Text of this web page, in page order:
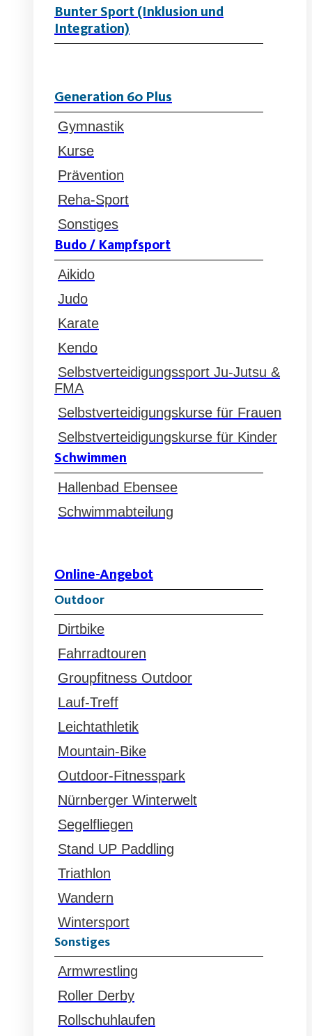
Bunter Sport (Inklusion und
Integration)
Generation 60 Plus
Gymnastik
Kurse
Prävention
Reha-Sport
Sonstiges
Budo / Kampfsport
Aikido
Judo
Karate
Kendo
Selbstverteidigungssport Ju-Jutsu &
FMA
Selbstverteidigungskurse für Frauen
Selbstverteidigungskurse für Kinder
Schwimmen
Hallenbad Ebensee
Schwimmabteilung
Online-Angebot
Outdoor
Dirtbike
Fahrradtouren
Groupfitness Outdoor
Lauf-Treff
Leichtathletik
Mountain-Bike
Outdoor-Fitnesspark
Nürnberger Winterwelt
Segelfliegen
Stand UP Paddling
Triathlon
Wandern
Wintersport
Sonstiges
Armwrestling
Roller Derby
Rollschuhlaufen